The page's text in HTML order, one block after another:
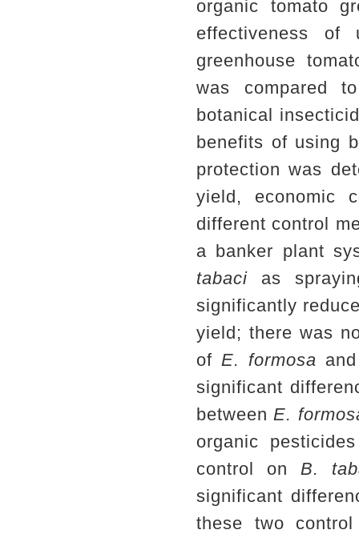
organic tomato
effectiveness
greenhouse
was compared
botanical
benefits of using
protection was
yield, economic
different control
a banker plant
tabaci as
significantly
yield; there was
of E. formosa
significant
betweenE.
organic
control on B.
significant
these two